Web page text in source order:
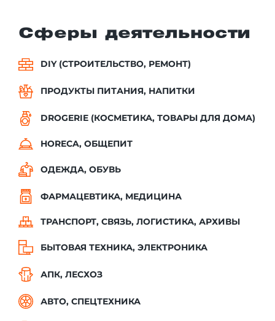
Сферы деятельности
DIY (СТРОИТЕЛЬСТВО, РЕМОНТ)
ПРОДУКТЫ ПИТАНИЯ, НАПИТКИ
DROGERIE (КОСМЕТИКА, ТОВАРЫ ДЛЯ ДОМА)
HORECA, ОБЩЕПИТ
ОДЕЖДА, ОБУВЬ
ФАРМАЦЕВТИКА, МЕДИЦИНА
ТРАНСПОРТ, СВЯЗЬ, ЛОГИСТИКА, АРХИВЫ
БЫТОВАЯ ТЕХНИКА, ЭЛЕКТРОНИКА
АПК, ЛЕСХОЗ
АВТО, СПЕЦТЕХНИКА